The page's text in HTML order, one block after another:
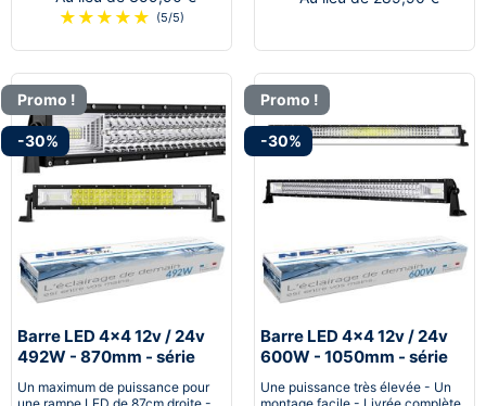
★ ★ ★ ★ ★ (5/5)
Promo !
-30%
Barre LED 4x4 12v / 24v
492W - 870mm - série
Un maximum de puissance pour
Promo !
-30%
Barre LED 4x4 12v / 24v
600W - 1050mm - série
Une puissance très élevée - Un